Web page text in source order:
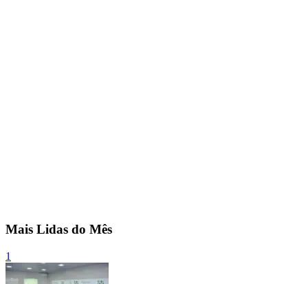
Mais Lidas do Mês
1